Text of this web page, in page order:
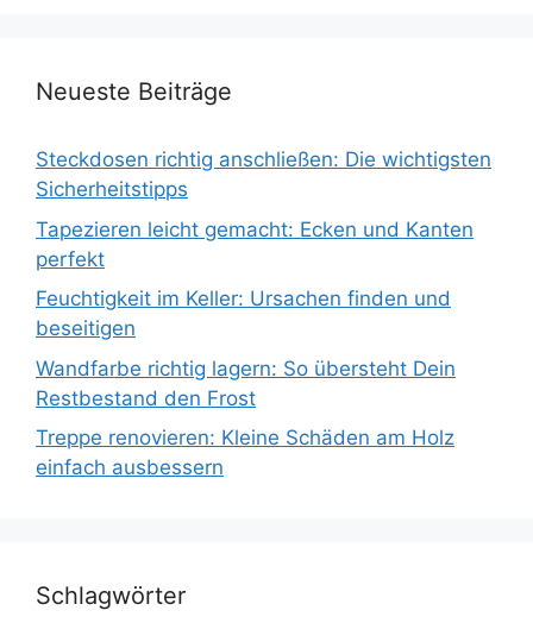
Neueste Beiträge
Steckdosen richtig anschließen: Die wichtigsten
Sicherheitstipps
Tapezieren leicht gemacht: Ecken und Kanten
perfekt
Feuchtigkeit im Keller: Ursachen finden und
beseitigen
Wandfarbe richtig lagern: So übersteht Dein
Restbestand den Frost
Treppe renovieren: Kleine Schäden am Holz
einfach ausbessern
Schlagwörter